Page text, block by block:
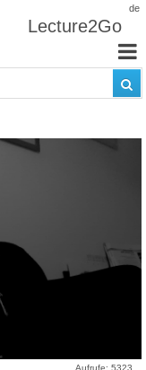
de
Lecture2Go